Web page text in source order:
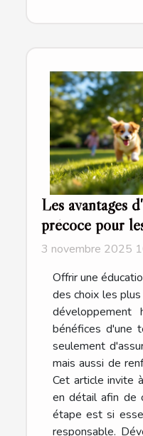
Les avantages
précoce pour
3 novembre 2025
Offrir une
des choix les
développement
bénéfices d'une
seulement
mais aussi de
Cet article invite
en détail afin de
étape est si
responsable.